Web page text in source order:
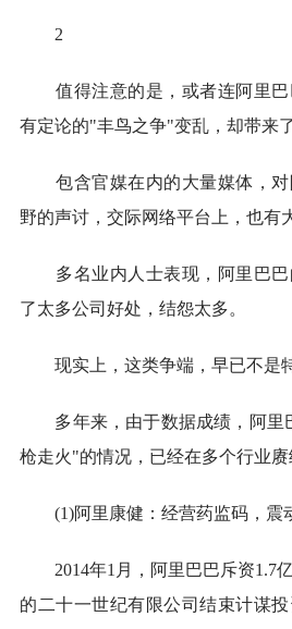
2
值得注意的是，或者连阿里巴
有定论的"丰鸟之争"变乱，却带来
包含官媒在内的大量媒体，对
野的声讨，交际网络平台上，也有
多名业内人士表现，阿里巴巴
了太多公司好处，结怨太多。
现实上，这类争端，早已不是特
多年来，由于数据成绩，阿里
枪走火"的情况，已经在多个行业赓
(1)阿里康健：经营药监码，震
2014年1月，阿里巴巴斥资1.7
的二十一世纪有限公司结束计谋